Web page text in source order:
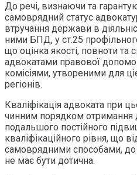
До речі, визнаючи та
самоврядний статус
втручання держави в
ними БПД, у ст.25
що оцінка якості, повноти та
адвокатами правової
комісіями, утвореними для
регіонів.
Кваліфікація адвоката при
чинним порядком отримання
подальшого постійного
кваліфікаційного рівня, що
самоврядними способами,
не має бути дотична.